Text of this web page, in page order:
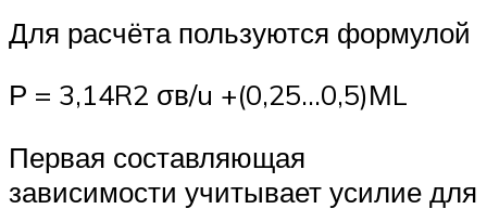
Для расчёта пользуются формулой
Р = 3,14R2 σв/u +(0,25…0,5)МL
Первая составляющая
зависимости учитывает усилие для